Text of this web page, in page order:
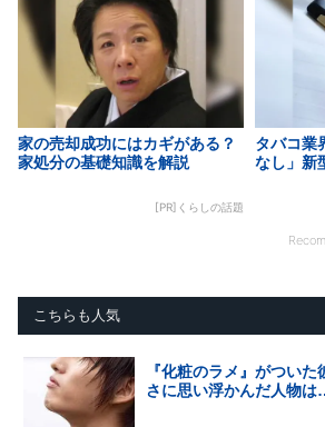
家の売却成功にはカギがある？
家処分の基礎知識を解説
[PR]くらしの話題
タバコ業
なし」新
こちらも人気
『化粧のラメ』がつい
さに思い浮かんだ人物は